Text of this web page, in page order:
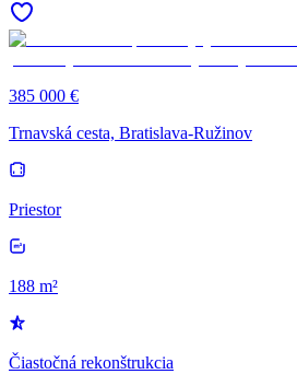
385 000 €
Trnavská cesta, Bratislava-Ružinov
Priestor
188 m²
Čiastočná rekonštrukcia